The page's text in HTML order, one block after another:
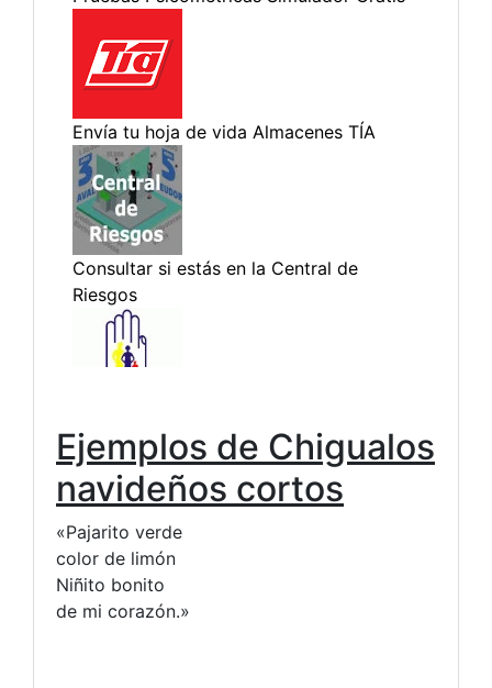
Ejemplos de Chigualos
navideños cortos
«Pajarito verde
color de limón
Niñito bonito
de mi corazón.»